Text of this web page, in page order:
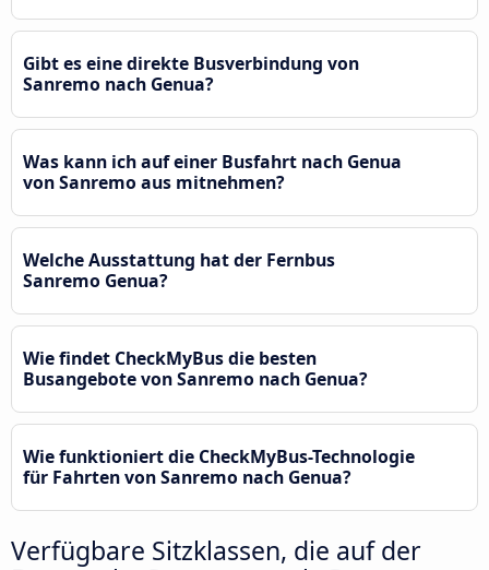
Gibt es eine direkte Busverbindung von
Sanremo nach Genua?
Was kann ich auf einer Busfahrt nach Genua
von Sanremo aus mitnehmen?
Welche Ausstattung hat der Fernbus
Sanremo Genua?
Wie findet CheckMyBus die besten
Busangebote von Sanremo nach Genua?
Wie funktioniert die CheckMyBus-Technologie
für Fahrten von Sanremo nach Genua?
Verfügbare Sitzklassen, die auf der